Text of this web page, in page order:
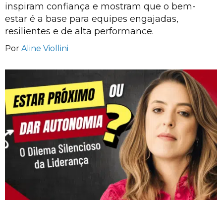
inspiram confiança e mostram que o bem-
estar é a base para equipes engajadas,
resilientes e de alta performance.
Por Aline Viollini